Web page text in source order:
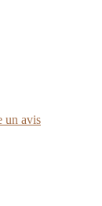
un avis